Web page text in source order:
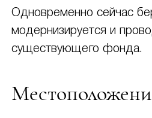
Одновременно сейчас
модернизируется и
существующего фонда.